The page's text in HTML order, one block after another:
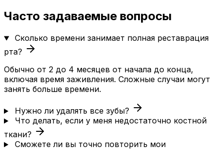
Часто задаваемые вопросы
Сколько времени занимает полная реставрация
рта?
Обычно от 2 до 4 месяцев от начала до конца,
включая время заживления. Сложные случаи могут
занять больше времени.
Нужно ли удалять все зубы?
Что делать, если у меня недостаточно костной
ткани?
Сможете ли вы точно повторить мои